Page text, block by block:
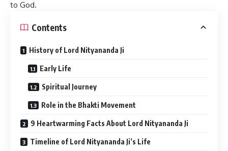
to God.
Contents
History of Lord Nityananda Ji
Early Life
Spiritual Journey
Role in the Bhakti Movement
9 Heartwarming Facts About Lord Nityananda Ji
Timeline of Lord Nityananda Ji’s Life